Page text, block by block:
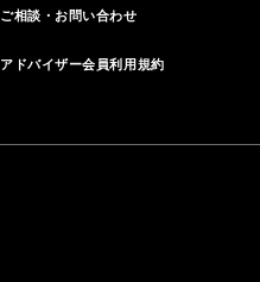
ご相談・お問い合わせ
アドバイザー会員利用規約